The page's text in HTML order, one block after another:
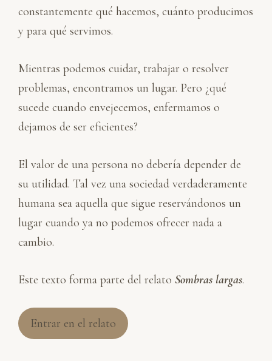
constantemente qué hacemos, cuánto producimos
y para qué servimos.
Mientras podemos cuidar, trabajar o resolver
problemas, encontramos un lugar. Pero ¿qué
sucede cuando envejecemos, enfermamos o
dejamos de ser eficientes?
El valor de una persona no debería depender de
su utilidad. Tal vez una sociedad verdaderamente
humana sea aquella que sigue reservándonos un
lugar cuando ya no podemos ofrecer nada a
cambio.
Este texto forma parte del relato Sombras largas.
Entrar en el relato